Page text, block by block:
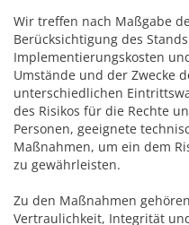
Wir treffen nach Maßgabe
Berücksichtigung des
Implementierungskosten
Umstände und der Zwecke
unterschiedlichen
des Risikos für die Rechte
Personen, geeignete
Maßnahmen, um ein dem
zu gewährleisten.
Zu den Maßnahmen
Vertraulichkeit, Integrität